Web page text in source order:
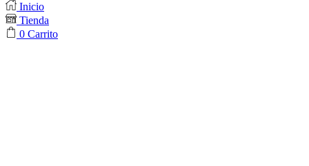
Inicio
Tienda
0 Carrito